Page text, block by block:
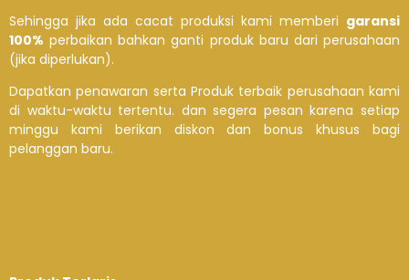
Sehingga jika ada cacat produksi kami memberi garansi
100% perbaikan bahkan ganti produk baru dari perusahaan
(jika diperlukan).
Dapatkan penawaran serta Produk terbaik perusahaan kami
di waktu-waktu tertentu. dan segera pesan karena setiap
minggu kami berikan diskon dan bonus khusus bagi
pelanggan baru.